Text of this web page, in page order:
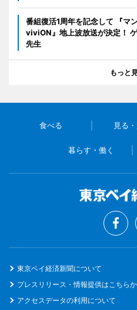
番組復活1周年を記念して 『
viviON』地上波放送が決定！
先生
もっと
食べる 見る
暮らす・働く
東京ベイ経済新聞について
プレスリリース・情報提供はこちら
アクセスデータの利用について